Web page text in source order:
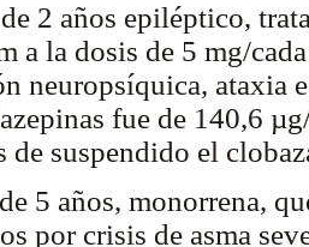
2 años epiléptico,
a la dosis de 5 mg/
neuropsíquica, ataxia
fue de 140,6
de suspendido el
5 años, monorrena,
por crisis de asma